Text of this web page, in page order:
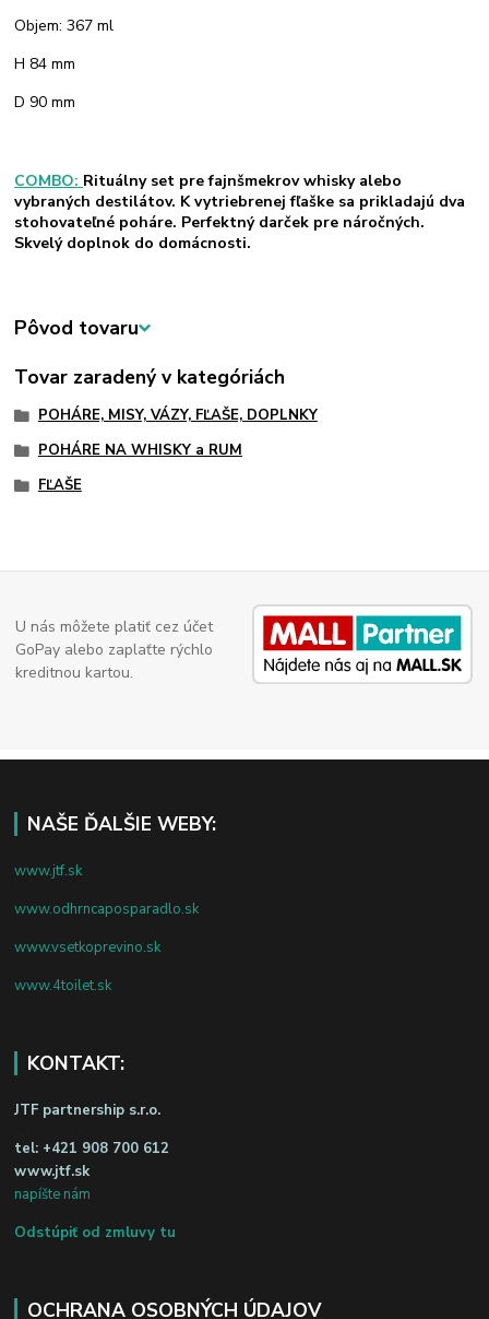
Objem: 367 ml
H 84 mm
D 90 mm
COMBO: Rituálny set pre fajnšmekrov whisky alebo
vybraných destilátov. K vytriebrenej fľaške sa prikladajú dva
stohovateľné poháre. Perfektný darček pre náročných.
Skvelý doplnok do domácnosti.
Pôvod tovaru
Tovar zaradený v kategóriách
POHÁRE, MISY, VÁZY, FĽAŠE, DOPLNKY
POHÁRE NA WHISKY a RUM
FĽAŠE
U nás môžete platiť cez účet
GoPay alebo zaplaťte rýchlo
kreditnou kartou.
NAŠE ĎALŠIE WEBY:
www.jtf.sk
www.odhrncaposparadlo.sk
www.vsetkoprevino.sk
www.4toilet.sk
KONTAKT:
JTF partnership s.r.o.
tel: +421 908 700 612
www.jtf.sk
napíšte nám
Odstúpiť od zmluvy tu
OCHRANA OSOBNÝCH ÚDAJOV